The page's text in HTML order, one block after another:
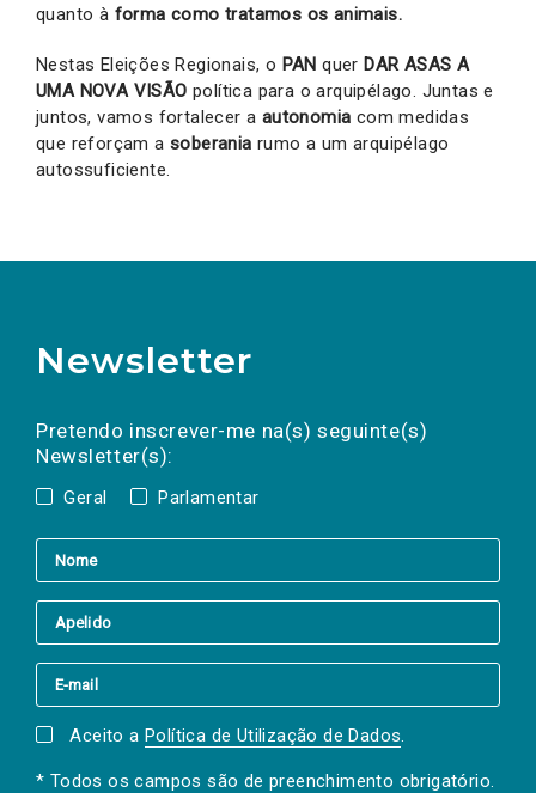
quanto à forma como tratamos os animais.
Nestas Eleições Regionais, o PANquer DAR ASAS A
UMA NOVA VISÃO política para o arquipélago. Juntas e
juntos, vamos fortalecer a autonomia com medidas
que reforçam asoberania rumo a um arquipélago
autossuficiente.
Newsletter
Pretendo inscrever-me na(s) seguinte(s)
Newsletter(s):
Geral Parlamentar
a(s) newsletter(s).
mail
Aceito a Política de Utilização de Dados.
* Todos os campos são de preenchimento obrigatório.